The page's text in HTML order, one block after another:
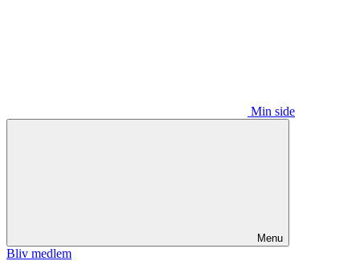
Min side
Menu
Bliv medlem